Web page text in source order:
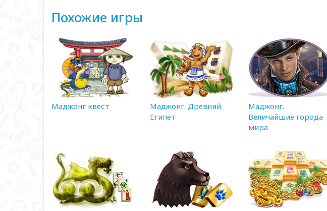
Похожие игры
Маджонг квест
Маджонг. Древний
Египет
Маджонг.
Величайшие города
мира